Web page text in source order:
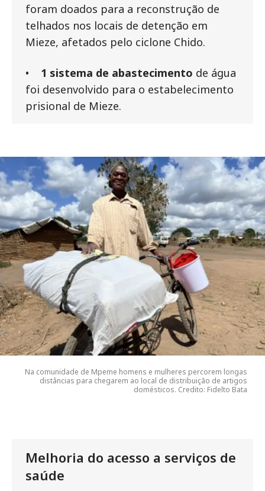
foram doados para a reconstrução de
telhados nos locais de detenção em
Mieze, afetados pelo ciclone Chido.
• 1 sistema de abastecimento de água
foi desenvolvido para o estabelecimento
prisional de Mieze.
Na comunidade de Mpeme homens e mulheres percorem longas
distâncias para chegarem ao local de distribuição de artigos
domésticos. Credito: Fidelto Bata
Melhoria do acesso a serviços de
saúde